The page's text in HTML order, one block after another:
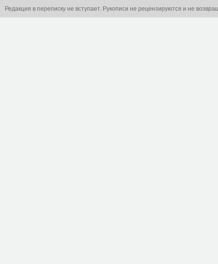
Редакция в переписку не вступает. Рукописи не рецензируются и не